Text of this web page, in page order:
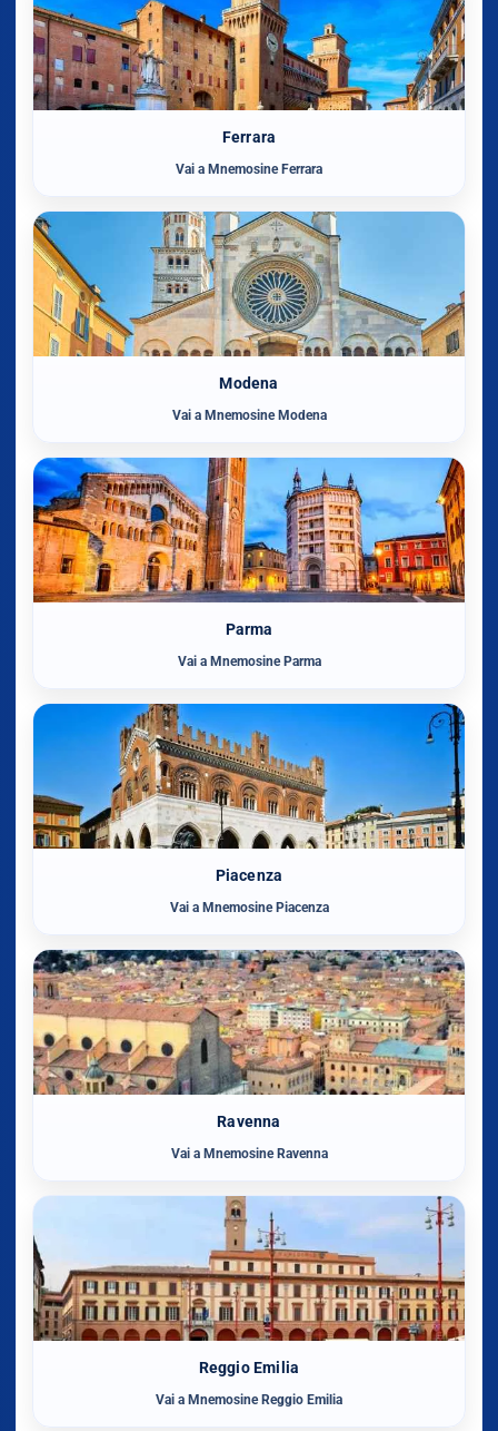
Ferrara
Vai a Mnemosine Ferrara
Modena
Vai a Mnemosine Modena
Parma
Vai a Mnemosine Parma
Piacenza
Vai a Mnemosine Piacenza
Ravenna
Vai a Mnemosine Ravenna
Reggio Emilia
Vai a Mnemosine Reggio Emilia